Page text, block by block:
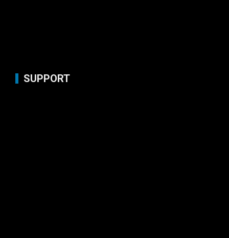
SUPPORT